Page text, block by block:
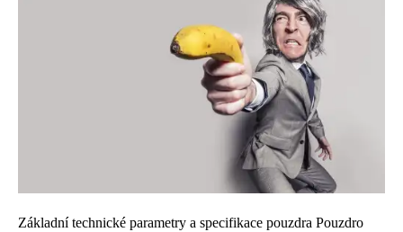
Základní technické parametry a specifikace pouzdra Pouzdro